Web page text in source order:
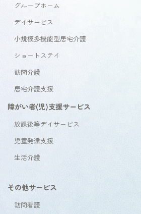
グループホーム
デイサービス
小規模多機能型居宅介護
ショートステイ
訪問介護
居宅介護支援
障がい者(児)支援サービス
放課後等デイサービス
児童発達支援
生活介護
その他サービス
訪問看護